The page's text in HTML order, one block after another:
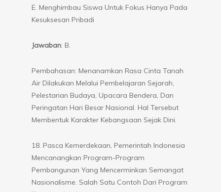
E. Menghimbau Siswa Untuk Fokus Hanya Pada
Kesuksesan Pribadi
Jawaban: B.
Pembahasan: Menanamkan Rasa Cinta Tanah
Air Dilakukan Melalui Pembelajaran Sejarah,
Pelestarian Budaya, Upacara Bendera, Dan
Peringatan Hari Besar Nasional. Hal Tersebut
Membentuk Karakter Kebangsaan Sejak Dini.
18. Pasca Kemerdekaan, Pemerintah Indonesia
Mencanangkan Program-Program
Pembangunan Yang Mencerminkan Semangat
Nasionalisme. Salah Satu Contoh Dari Program